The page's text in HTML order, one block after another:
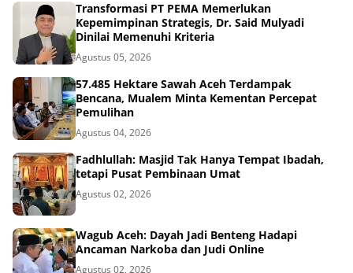
Transformasi PT PEMA Memerlukan
Kepemimpinan Strategis, Dr. Said Mulyadi
Dinilai Memenuhi Kriteria
Agustus 05, 2026
57.485 Hektare Sawah Aceh Terdampak
Bencana, Mualem Minta Kementan Percepat
Pemulihan
Agustus 04, 2026
Fadhlullah: Masjid Tak Hanya Tempat Ibadah,
tetapi Pusat Pembinaan Umat
Agustus 02, 2026
Wagub Aceh: Dayah Jadi Benteng Hadapi
Ancaman Narkoba dan Judi Online
Agustus 02, 2026